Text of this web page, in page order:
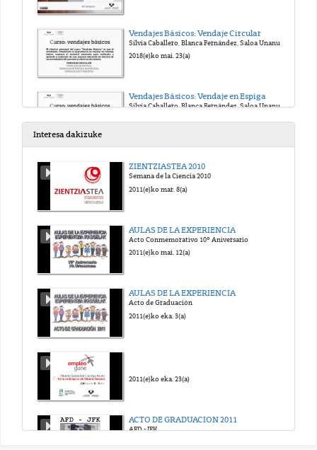
Vendajes Básicos: Vendaje Circular
2018(e)ko mai. 23(a)
Vendajes Básicos: Vendaje en Espiga
Silvia Caballero, Blanca Fernández, Saloa Unanue, Ana Belén Fraile
Interesa dakizuke
ZIENTZIASTEA 2010
Semana de la Ciencia 2010
2011(e)ko mar. 8(a)
AULAS DE LA EXPERIENCIA
Acto Conmemorativo 10º Aniversario
2011(e)ko mai. 12(a)
AULAS DE LA EXPERIENCIA
Acto de Graduación
2011(e)ko eka. 3(a)
2011(e)ko eka. 23(a)
ACTO DE GRADUACION 2011
AFD - JFK